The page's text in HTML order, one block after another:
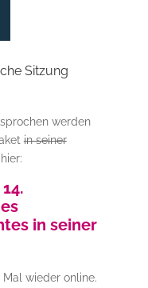
Sitzung
werden
in seiner
in seiner
Mal wieder online.